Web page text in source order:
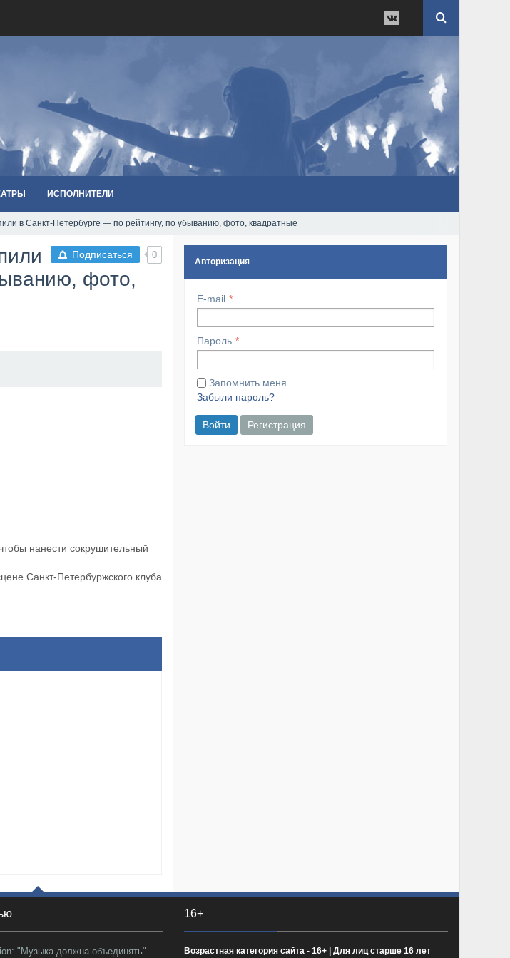
ИСПОЛНИТЕЛИ
в Санкт-Петербурге — по рейтингу, по убыванию, фото, квадратные
Подписаться 0
фото,
нанести сокрушительный
Санкт-Петербуржского клуба
Авторизация
E-mail
Пароль
Запомнить меня
Забыли пароль?
Войти Регистрация
"Музыка должна объединять".
16+
Возрастная категория сайта - 16+ | Для лиц старше 16 лет